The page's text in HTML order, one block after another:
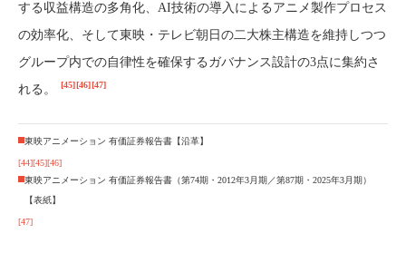
する収益構造の多角化、AI技術の導入によるアニメ製作プロセス
の効率化、そして東映・テレビ朝日の二大株主構造を維持しつつ
グループ内での自律性を確保するガバナンス設計の3点に集約さ
れる。
[45][46][47]
東映アニメーション 有価証券報告書【沿革】
[44][45][46]
東映アニメーション 有価証券報告書（第74期・2012年3月期／第87期・2025年3月期）
【表紙】
[47]